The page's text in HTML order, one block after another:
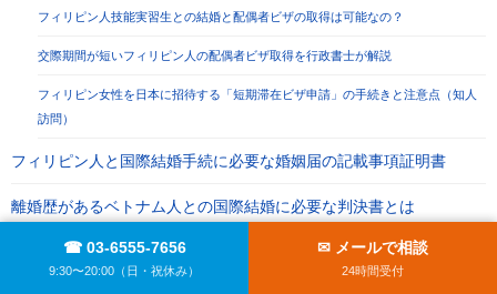
フィリピン人技能実習生との結婚と配偶者ビザの取得は可能なの？
交際期間が短いフィリピン人の配偶者ビザ取得を行政書士が解説
フィリピン女性を日本に招待する「短期滞在ビザ申請」の手続きと注意点（知人
訪問）
フィリピン人と国際結婚手続に必要な婚姻届の記載事項証明書
離婚歴があるベトナム人との国際結婚に必要な判決書とは
出来る？フィリピン人の短期滞在ビザから配偶者ビザ申請への変更
について行政書士が解説
☎ 03-6555-7656
9:30〜20:00（日・祝休み）
✉ メールで相談
24時間受付